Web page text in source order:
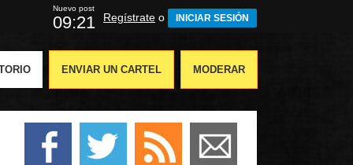
Nuevo post
09:21 Regístrate o INICIAR SESIÓN
ENVIAR UN CARTEL MODERAR